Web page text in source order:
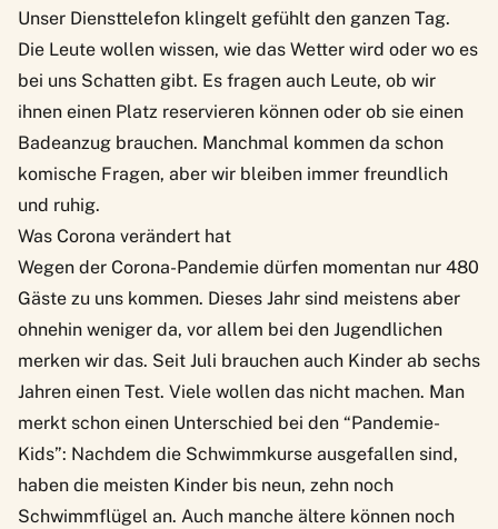
Unser Diensttelefon klingelt gefühlt den ganzen Tag.
Die Leute wollen wissen, wie das Wetter wird oder wo es
bei uns Schatten gibt. Es fragen auch Leute, ob wir
ihnen einen Platz reservieren können oder ob sie einen
Badeanzug brauchen. Manchmal kommen da schon
komische Fragen, aber wir bleiben immer freundlich
und ruhig.
Was Corona verändert hat
Wegen der Corona-Pandemie dürfen momentan nur 480
Gäste zu uns kommen. Dieses Jahr sind meistens aber
ohnehin weniger da, vor allem bei den Jugendlichen
merken wir das. Seit Juli brauchen auch Kinder ab sechs
Jahren einen Test. Viele wollen das nicht machen. Man
merkt schon einen Unterschied bei den “Pandemie-
Kids”: Nachdem die Schwimmkurse ausgefallen sind,
haben die meisten Kinder bis neun, zehn noch
Schwimmflügel an. Auch manche ältere können noch